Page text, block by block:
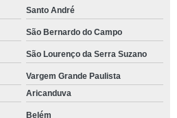
Santo André
São Bernardo do Campo
São Lourenço da Serra Suzano
Vargem Grande Paulista
Aricanduva
Belém